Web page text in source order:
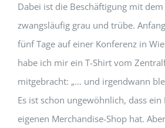
Dabei ist die Beschäftigung mit
zwangsläufig grau und trübe.
fünf Tage auf einer Konferenz in
habe ich mir ein T-Shirt vom
mitgebracht: „… und irgendwann
Es ist schon ungewöhnlich, dass
eigenen Merchandise-Shop hat.